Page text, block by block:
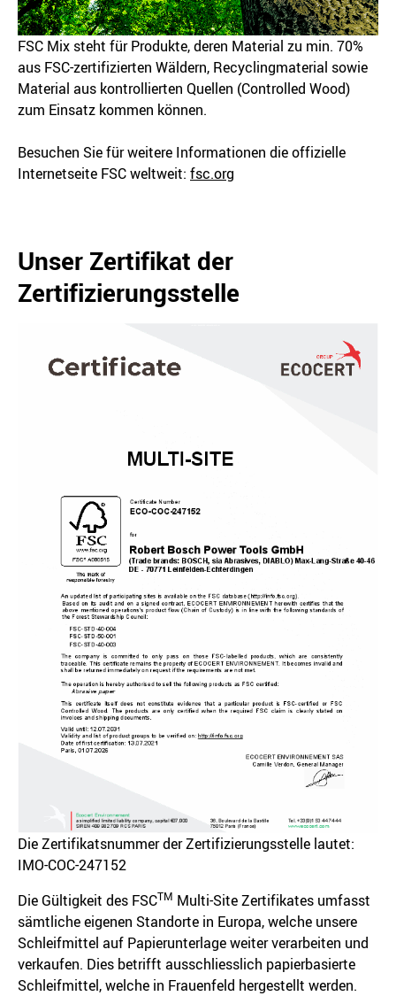
FSC Mix steht für Produkte, deren Material zu min. 70%
aus FSC-zertifizierten Wäldern, Recyclingmaterial sowie
Material aus kontrollierten Quellen (Controlled Wood)
zum Einsatz kommen können.
Besuchen Sie für weitere Informationen die offizielle
Internetseite FSC weltweit: fsc.org
Unser Zertifikat der
Zertifizierungsstelle
Die Zertifikatsnummer der Zertifizierungsstelle lautet:
IMO-COC-247152
Die Gültigkeit des FSCTM Multi-Site Zertifikates umfasst
sämtliche eigenen Standorte in Europa, welche unsere
Schleifmittel auf Papierunterlage weiter verarbeiten und
verkaufen. Dies betrifft ausschliesslich papierbasierte
Schleifmittel, welche in Frauenfeld hergestellt werden.